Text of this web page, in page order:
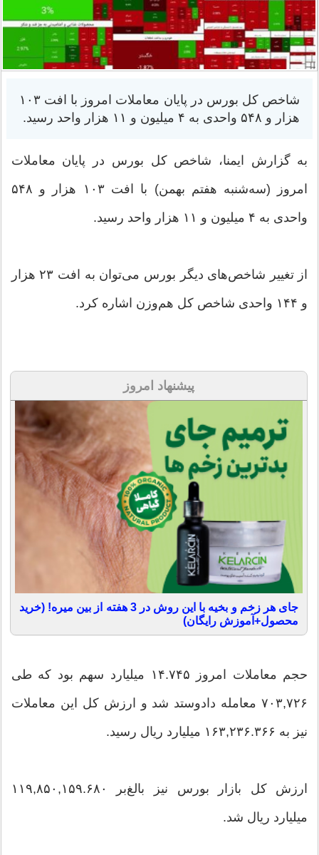
شاخص کل بورس در پایان معاملات امروز با افت ۱۰۳
هزار و ۵۴۸ واحدی به ۴ میلیون و ۱۱ هزار واحد رسید.
به گزارش ایمنا، شاخص کل بورس در پایان معاملات
امروز (سه‌شنبه هفتم بهمن) با افت ۱۰۳ هزار و ۵۴۸
واحدی به ۴ میلیون و ۱۱ هزار واحد رسید.
از تغییر شاخص‌های دیگر بورس می‌توان به افت ۲۳ هزار
و ۱۴۴ واحدی شاخص کل هم‌وزن اشاره کرد.
پیشنهاد امروز
جای هر زخم و بخیه با این روش در 3 هفته از بین میره! (خرید
محصول+آموزش رایگان)
حجم معاملات امروز ۱۴.۷۴۵ میلیارد سهم بود که طی
۷۰۳,۷۲۶ معامله دادوستد شد و ارزش کل این معاملات
نیز به ۱۶۳,۲۳۶.۳۶۶ میلیارد ریال رسید.
ارزش کل بازار بورس نیز بالغ‌بر ۱۱۹,۸۵۰,۱۵۹.۶۸۰
میلیارد ریال شد.